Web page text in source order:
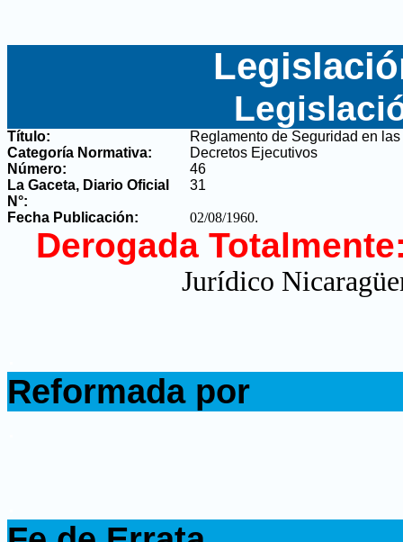
Título:
Reglamento de Seguridad en
Categoría Normativa:
Decretos Ejecutivos
Número:
46
La Gaceta, Diario Oficial
N°:
31
Fecha Publicación: 02/08/1960.
Derogada
Jurídico
Reformada por